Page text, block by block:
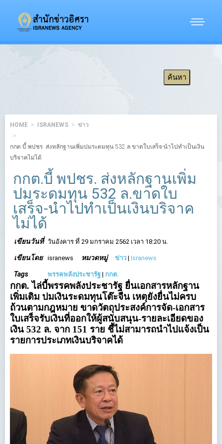
HOME ISRANEWS ข่าว
กกต.บี้ พปชร. ส่งหลักฐานเพิ่มปมระดมทุน 532 ล.ขาดใบเสร็จ-นำไปทำเป็นเงิน
บริจาคไม่ได้
กกต.บี้ พปชร. ส่งหลักฐานเพิ่ม
ปมระดมทุน 532 ล.ขาดใบ
เสร็จ-นำไปทำเป็นเงินบริจาค
ไม่ได้
เขียนวันที่ วันอังคาร ที่ 29 มกราคม 2562 เวลา 18:20 น.
เขียนโดย isranews หมวดหมู่ ข่าว |Isranews
Tags พรรคพลังประชารัฐ | กกต.
กกต. ไล่บี้พรรคพลังประชารัฐ ยื่นเอกสารหลักฐาน
เพิ่มเติม ปมเงินระดมทุนโต๊ะจีน เหตุยังยื่นไม่ครบ
ถ้วนตามกฎหมาย ขาดวัตถุประสงค์การจัด-เอกสาร
ใบเสร็จรับเงินที่ออกให้ผู้สนับสนุน-รายละเอียดของ
เงิน 532 ล. จาก 151 ราย ชี้ไม่สามารถนำไปแจ้งเป็น
รายการประเภทเงินบริจาคได้